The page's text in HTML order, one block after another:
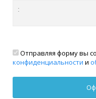
Отправляя форму вы
конфиденциальности и